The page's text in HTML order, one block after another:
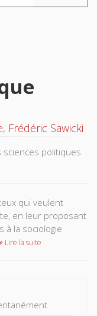
, Frédéric Sawicki
sciences politiques
qui veulent
en leur proposant
la sociologie
Lire la suite